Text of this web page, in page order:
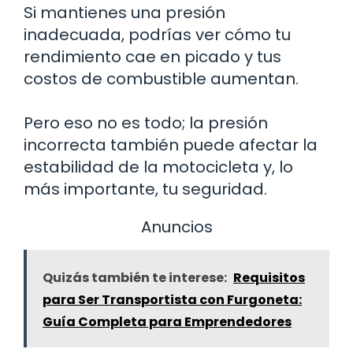
Si mantienes una presión
inadecuada, podrías ver cómo tu
rendimiento cae en picado y tus
costos de combustible aumentan.
Pero eso no es todo; la presión
incorrecta también puede afectar la
estabilidad de la motocicleta y, lo
más importante, tu seguridad.
Anuncios
Quizás también te interese: Requisitos
para Ser Transportista con Furgoneta:
Guía Completa para Emprendedores